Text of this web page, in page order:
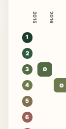
2015 2016
1
2
3
4
5
6